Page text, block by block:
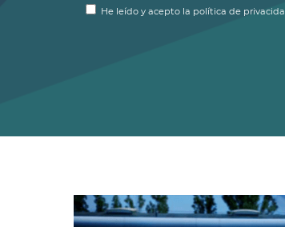
He leído y acepto la política de